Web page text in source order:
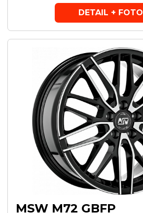
DETAIL + FOTO
MSW M72 GBFP